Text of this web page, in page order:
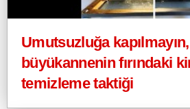
Umutsuzluğa kapılmayın,
büyükannenin fırındaki
temizleme taktiği